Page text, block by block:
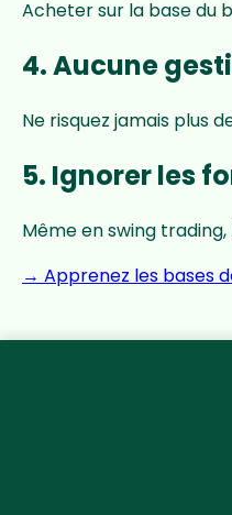
Acheter sur la base du
4. Aucune
Ne risquez jamais plus
5. Ignorer les
Même en swing
→ Apprenez les bases